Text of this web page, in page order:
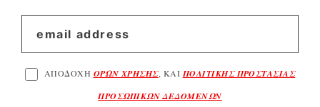
ΑΠΟΔΟΧΗ ΟΡΩΝ ΧΡΗΣΗΣ, ΚΑΙ ΠΟΛΙΤΙΚΗΣ ΠΡΟΣΤΑΣΙΑΣ
ΠΡΟΣΩΠΙΚΩΝ ΔΕΔΟΜΕΝΩΝ